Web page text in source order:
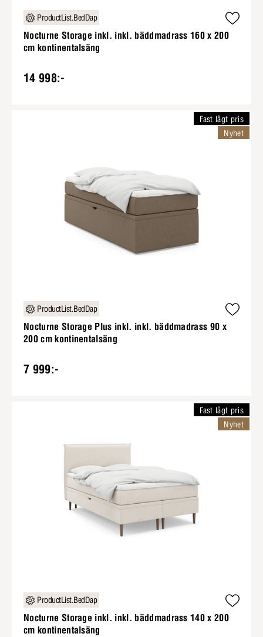
ProductList.BedDap
Nocturne Storage inkl. inkl. bäddmadrass 160 x 200
cm kontinentalsäng
14 998:-
ProductList.BedDap
Nocturne Storage Plus inkl. inkl. bäddmadrass 90 x
200 cm kontinentalsäng
7 999:-
Fast lågt pris
Nyhet
ProductList.BedDap
Nocturne Storage inkl. inkl. bäddmadrass 140 x 200
cm kontinentalsäng
Fast lågt pris
Nyhet